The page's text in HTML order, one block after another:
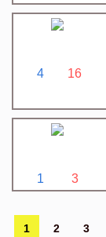
4 16
1 3
1 2 3